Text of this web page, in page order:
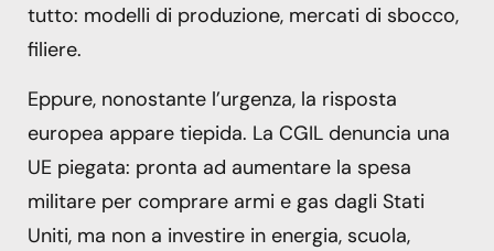
tutto: modelli di produzione, mercati di sbocco,
filiere.
Eppure, nonostante l’urgenza, la risposta
europea appare tiepida. La CGIL denuncia una
UE piegata: pronta ad aumentare la spesa
militare per comprare armi e gas dagli Stati
Uniti, ma non a investire in energia, scuola,